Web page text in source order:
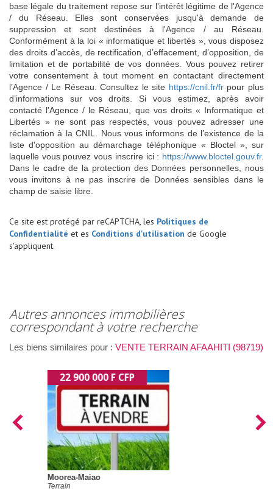
base légale du traitement repose sur l'intérêt légitime de l'Agence
/ du Réseau. Elles sont conservées jusqu'à demande de
suppression et sont destinées à l'Agence / au Réseau.
Conformément à la loi « informatique et libertés », vous disposez
des droits d’accès, de rectification, d’effacement, d’opposition, de
limitation et de portabilité de vos données. Vous pouvez retirer
votre consentement à tout moment en contactant directement
l’Agence / Le Réseau. Consultez le site https://cnil.fr/frpour plus
d’informations sur vos droits. Si vous estimez, après avoir
contacté l'Agence / le Réseau, que vos droits « Informatique et
Libertés » ne sont pas respectés, vous pouvez adresser une
réclamation à la CNIL. Nous vous informons de l’existence de la
liste d'opposition au démarchage téléphonique « Bloctel », sur
laquelle vous pouvez vous inscrire ici : https://www.bloctel.gouv.fr.
Dans le cadre de la protection des Données personnelles, nous
vous invitons à ne pas inscrire de Données sensibles dans le
champ de saisie libre.
Ce site est protégé par reCAPTCHA, les Politiques de
Confidentialité et es Conditions d'utilisation de Google
s'appliquent.
autres annonces immobilières
correspondant à votre recherche
Les biens similaires pour : VENTE TERRAIN AFAAHITI (98719)
21 800 000 F CFP
Moorea-Maiao